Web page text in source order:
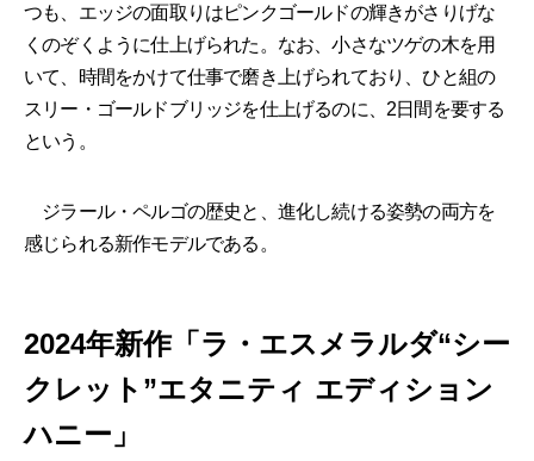
つも、エッジの面取りはピンクゴールドの輝きがさりげな
くのぞくように仕上げられた。なお、小さなツゲの木を用
いて、時間をかけて仕事で磨き上げられており、ひと組の
スリー・ゴールドブリッジを仕上げるのに、2日間を要する
という。
ジラール・ペルゴの歴史と、進化し続ける姿勢の両方を
感じられる新作モデルである。
2024年新作「ラ・エスメラルダ“シー
クレット”エタニティ エディション
ハニー」